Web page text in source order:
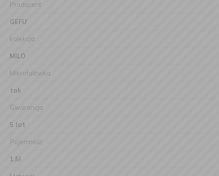
Producent
GEFU
kolekcja
MILO
Mikrofalówka
tak
Gwarancja
5 lat
Pojemność
1,5l